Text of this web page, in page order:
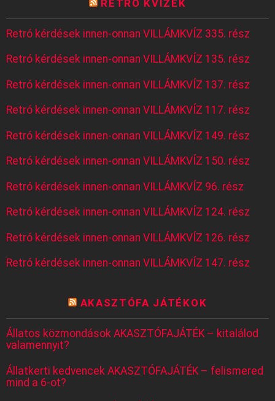
RETRÓ KVÍZEK
Retró kérdések innen-onnan VILLÁMKVÍZ 335. rész
Retró kérdések innen-onnan VILLÁMKVÍZ 135. rész
Retró kérdések innen-onnan VILLÁMKVÍZ 137. rész
Retró kérdések innen-onnan VILLÁMKVÍZ 117. rész
Retró kérdések innen-onnan VILLÁMKVÍZ 149. rész
Retró kérdések innen-onnan VILLÁMKVÍZ 150. rész
Retró kérdések innen-onnan VILLÁMKVÍZ 96. rész
Retró kérdések innen-onnan VILLÁMKVÍZ 124. rész
Retró kérdések innen-onnan VILLÁMKVÍZ 126. rész
Retró kérdések innen-onnan VILLÁMKVÍZ 147. rész
AKASZTÓFA JÁTÉKOK
Állatos közmondások AKASZTÓFAJÁTÉK – kitalálod
valamennyit?
Állatkerti kedvencek AKASZTÓFAJÁTÉK – felismered
mind a 6-ot?